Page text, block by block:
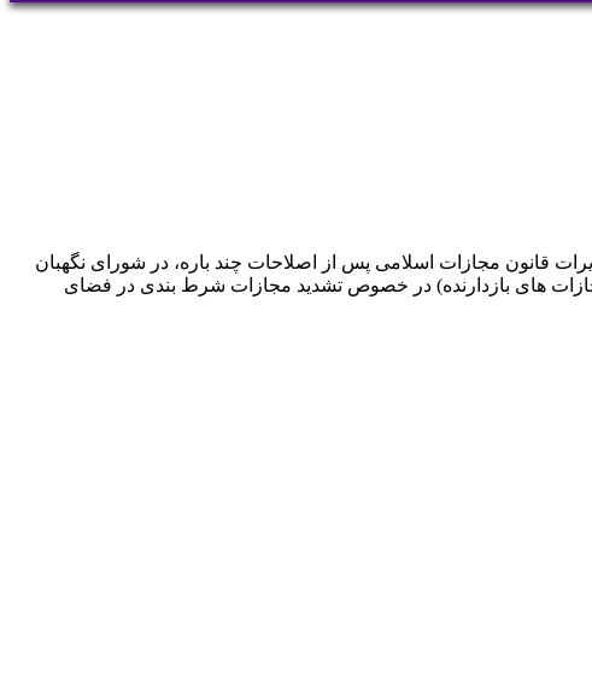
در حساب توییترش از پذیرش و تایید طرح اصلاح مواد ۷۰۵ تا ۷۱۱ کتاب پنجم – تعزیرات قانون مجازات اسلامی پس از اصلاحات چند باره، در شورای نگهبان
پنجم قانون مجازات اسلامی(تعزیرات و مجازات های بازدارنده) در خصوص تشدید مجازات شرط بندی در فضای